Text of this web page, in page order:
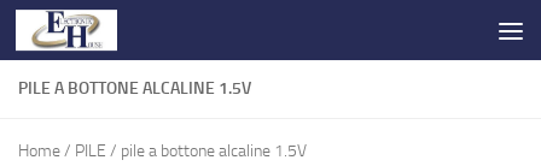
Salta al contenuto
PILE A BOTTONE ALCALINE 1.5V
Home/ PILE / pile a bottone alcaline 1.5V